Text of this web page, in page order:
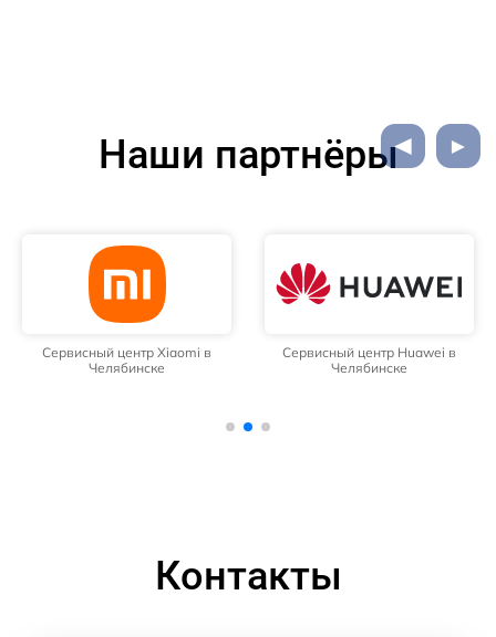
Наши партнёры
Сервисный центр Xiaomi в
Челябинске
Сервисный центр Huawei в
Челябинске
Контакты